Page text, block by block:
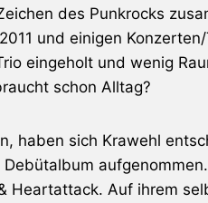
des Punkrocks
und einigen
eingeholt und wenig
schon Alltag?
haben sich Krawehl
Heartattack. Auf ihrem